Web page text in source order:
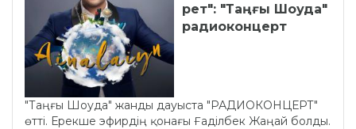
рет": "Таңғы Шоуда"
радиоконцерт
"Таңғы Шоуда" жанды дауыста "РАДИОКОНЦЕРТ"
өтті. Ерекше эфирдің қонағы Ғаділбек Жаңай болды.